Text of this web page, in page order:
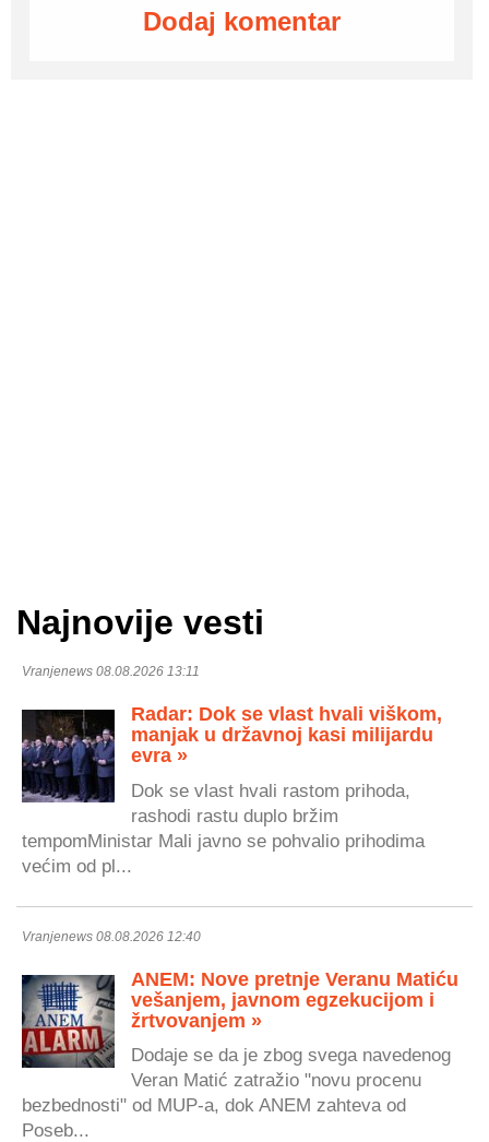
Dodaj komentar
Najnovije vesti
Vranjenews 08.08.2026 13:11
Radar: Dok se vlast hvali viškom,
manjak u državnoj kasi milijardu
evra »
Dok se vlast hvali rastom prihoda,
rashodi rastu duplo bržim
tempomMinistar Mali javno se pohvalio prihodima
većim od pl...
Vranjenews 08.08.2026 12:40
ANEM: Nove pretnje Veranu Matiću
vešanjem, javnom egzekucijom i
žrtvovanjem »
Dodaje se da je zbog svega navedenog
Veran Matić zatražio "novu procenu
bezbednosti" od MUP-a, dok ANEM zahteva od
Poseb...